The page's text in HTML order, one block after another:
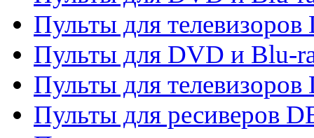
Пульты для
Пульты для DVD и Blu-
Пульты для телевизоров
Пульты для ресиверов